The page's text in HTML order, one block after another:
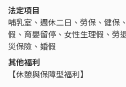
法定項目
哺乳室、週休二日、勞保、健保
假、育嬰留停、女性生理假、勞
災保險、婚假
其他福利
【休憩與保障型福利】